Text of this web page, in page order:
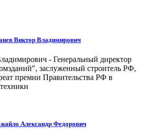
Виктор Владимирович
- Генеральный директор
заслуженный строитель РФ,
премии Правительства РФ в
Александр Федорович